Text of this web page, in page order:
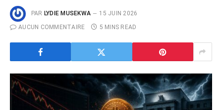
PAR LYDIE MUSEKWA
15 JUIN 2026
AUCUN COMMENTAIRE
5 MINS READ